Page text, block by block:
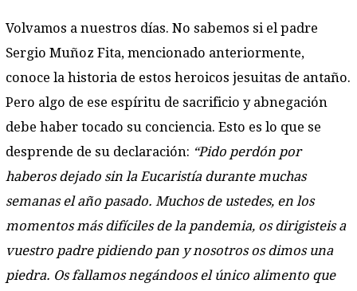
Volvamos a nuestros días. No sabemos si el padre
Sergio Muñoz Fita, mencionado anteriormente,
conoce la historia de estos heroicos jesuitas de antaño.
Pero algo de ese espíritu de sacrificio y abnegación
debe haber tocado su conciencia. Esto es lo que se
desprende de su declaración: “Pido perdón por
haberos dejado sin la Eucaristía durante muchas
semanas el año pasado. Muchos de ustedes, en los
momentos más difíciles de la pandemia, os dirigisteis a
vuestro padre pidiendo pan y nosotros os dimos una
piedra. Os fallamos negándoos el único alimento que